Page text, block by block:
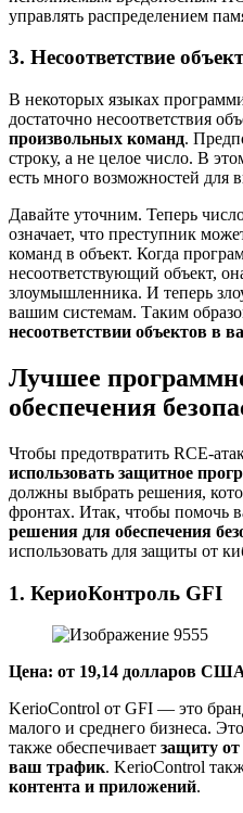
управлять распределением
3. Несоответствие
В некоторых языках
достаточно несоответствия
произвольных команд.
строку, а не целое число. В
есть много возможностей для
Давайте уточним. Теперь
означает, что преступник
команд в объект. Когда
несоответствующий объект,
злоумышленника. И теперь
вашим системам. Таким
несоответствии объектов в
Лучшее
обеспечения
Чтобы предотвратить RCE-
использовать защитное
должны выбрать решения,
фронтах. Итак, чтобы помочь
решения для обеспечения
использовать для защиты от
1. КериоКонтроль GFI
Цена: от 19,14 долларов США
KerioControl от GFI — это
малого и среднего бизнеса.
также обеспечивает защиту
ваш трафик. KerioControl
контента и приложений.